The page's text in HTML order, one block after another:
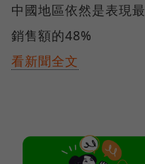
中國地區依然是表現
銷售額的48%
看新聞全文